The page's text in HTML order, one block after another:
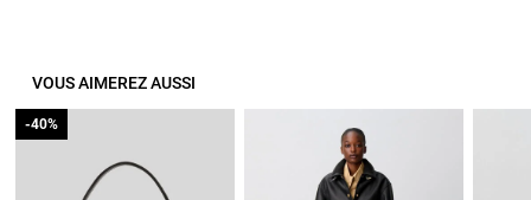
VOUS AIMEREZ AUSSI
-40%
-40%